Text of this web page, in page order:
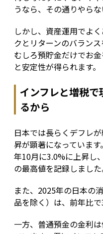
うなら、その通りやら
しかし、資産運用でよ
クとリターンのバラン
むしろ預貯金だけでお
と安定性が得られます。
インフレと増税
るから
日本では長らくデフレ
昇が顕著になっていま
年10月に3.0%に上昇し
の最高値を記録しました
また、2025年の日本の
品を除く）は、前年比で
一方、普通預金の金利